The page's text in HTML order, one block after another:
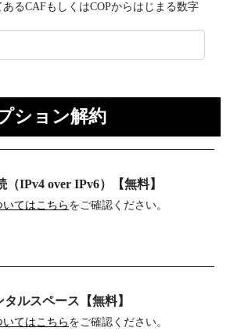
るCAFもしくはCOPからはじまる数字
ション解約
IPv4 over IPv6）【無料】
てはこちら をご確認ください。
ルスペース【無料】
てはこちら をご確認ください。